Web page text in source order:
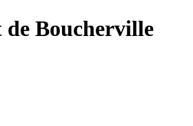
Boucherville